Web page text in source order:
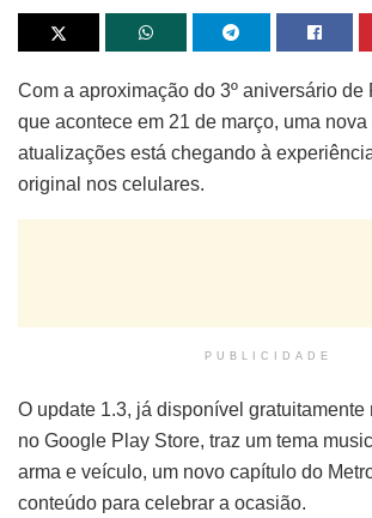
Com a aproximação do 3º aniversário de
que acontece em 21 de março, uma
atualizações está chegando à
original nos celulares.
PUBLICIDADE
O update 1.3, já disponível gratuitamente
no Google Play Store, traz um tema
arma e veículo, um novo capítulo do
conteúdo para celebrar a ocasião.